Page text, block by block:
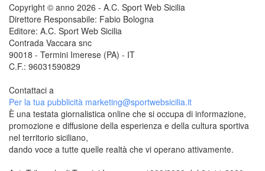
Copyright © anno 2026 - A.C. Sport Web Sicilia
Direttore Responsabile: Fabio Bologna
Editore: A.C. Sport Web Sicilia
Contrada Vaccara snc
90018 - Termini Imerese (PA) - IT
C.F.: 96031590829
Contattaci a
Per la tua pubblicità marketing@sportwebsicilia.it
È una testata giornalistica online che si occupa di informazione,
promozione e diffusione della esperienza e della cultura sportiva
nel territorio siciliano,
dando voce a tutte quelle realtà che vi operano attivamente.